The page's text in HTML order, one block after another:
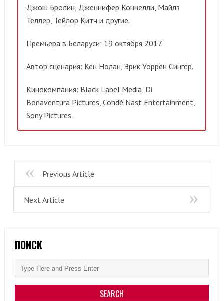
Джош Бролин, Дженнифер Коннелли, Майлз
Теллер, Тейлор Китч и другие.
Премьера в Беларуси: 19 октября 2017.
Автор сценария: Кен Нолан, Эрик Уоррен Сингер.
Кинокомпания: Black Label Media, Di
Bonaventura Pictures, Condé Nast Entertainment,
Sony Pictures.
Previous Article
Next Article
ПОИСК